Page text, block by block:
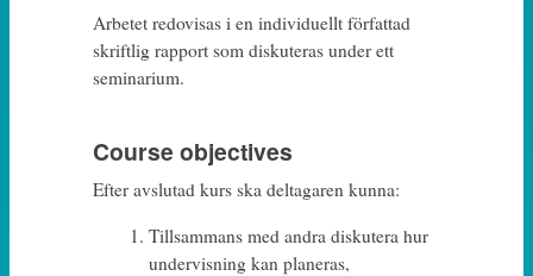
Arbetet redovisas i en individuellt författad
skriftlig rapport som diskuteras under ett
seminarium.
Course objectives
Efter avslutad kurs ska deltagaren kunna:
Tillsammans med andra diskutera hur
undervisning kan planeras,